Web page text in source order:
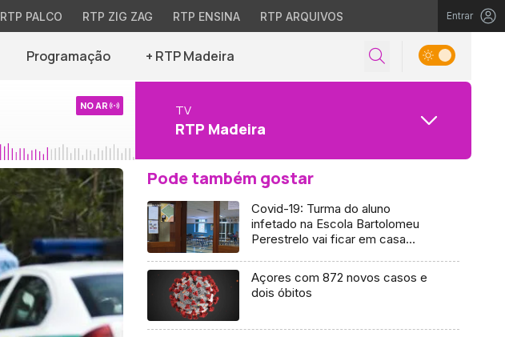
RTP PALCO RTP ZIG ZAG RTP ENSINA RTP ARQUIVOS Entrar
Programação + RTP Madeira
NO AR TV
RTP Madeira
Pode também gostar
Covid-19: Turma do aluno
infetado na Escola Bartolomeu
Perestrelo vai ficar em casa
Açores com 872 novos casos e
dois óbitos